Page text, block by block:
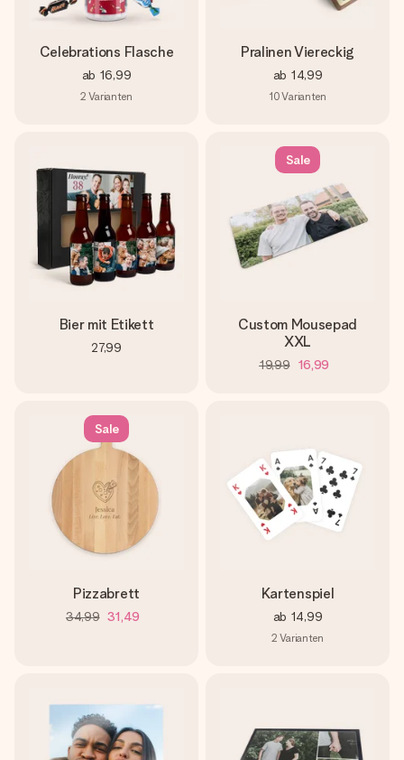
Celebrations Flasche
ab 16,99
2 Varianten
Pralinen Viereckig
ab 14,99
10Varianten
Bier mit Etikett
27,99
Sale
Custom Mousepad
XXL
19,99 16,99
Sale
Pizzabrett
34,99 31,49
Kartenspiel
ab 14,99
2 Varianten